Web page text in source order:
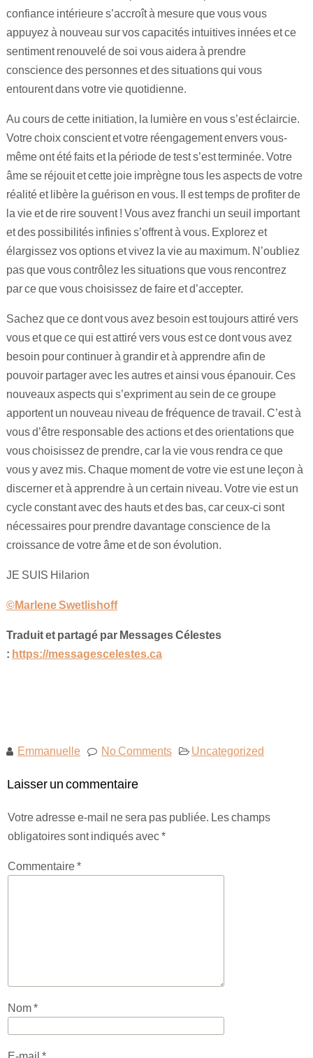
confiance intérieure s’accroît à mesure que vous vous
appuyez à nouveau sur vos capacités intuitives innées et ce
sentiment renouvelé de soi vous aidera à prendre
conscience des personnes et des situations qui vous
entourent dans votre vie quotidienne.
Au cours de cette initiation, la lumière en vous s’est éclaircie.
Votre choix conscient et votre réengagement envers vous-
même ont été faits et la période de test s’est terminée. Votre
âme se réjouit et cette joie imprègne tous les aspects de votre
réalité et libère la guérison en vous. Il est temps de profiter de
la vie et de rire souvent ! Vous avez franchi un seuil important
et des possibilités infinies s’offrent à vous. Explorez et
élargissez vos options et vivez la vie au maximum. N’oubliez
pas que vous contrôlez les situations que vous rencontrez
par ce que vous choisissez de faire et d’accepter.
Sachez que ce dont vous avez besoin est toujours attiré vers
vous et que ce qui est attiré vers vous est ce dont vous avez
besoin pour continuer à grandir et à apprendre afin de
pouvoir partager avec les autres et ainsi vous épanouir. Ces
nouveaux aspects qui s’expriment au sein de ce groupe
apportent un nouveau niveau de fréquence de travail. C’est à
vous d’être responsable des actions et des orientations que
vous choisissez de prendre, car la vie vous rendra ce que
vous y avez mis. Chaque moment de votre vie est une leçon à
discerner et à apprendre à un certain niveau. Votre vie est un
cycle constant avec des hauts et des bas, car ceux-ci sont
nécessaires pour prendre davantage conscience de la
croissance de votre âme et de son évolution.
JE SUIS Hilarion
©Marlene Swetlishoff
Traduit et partagé par Messages Célestes
: https://messagescelestes.ca
Emmanuelle No Comments Uncategorized
Laisser un commentaire
Votre adresse e-mail ne sera pas publiée. Les champs
obligatoires sont indiqués avec*
Commentaire*
Nom*